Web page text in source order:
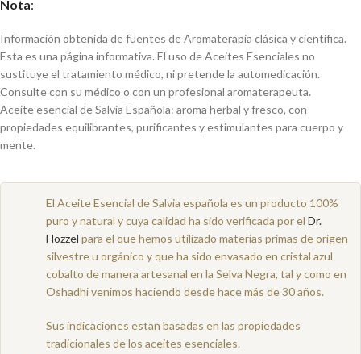
Nota:
Información obtenida de fuentes de Aromaterapia clásica y científica.
Esta es una página informativa. El uso de Aceites Esenciales no
sustituye el tratamiento médico, ni pretende la automedicación.
Consulte con su médico o con un profesional aromaterapeuta.
Aceite esencial de Salvia Española: aroma herbal y fresco, con
propiedades equilibrantes, purificantes y estimulantes para cuerpo y
mente.
El Aceite Esencial de Salvia española es un producto 100%
puro y natural y cuya calidad ha sido verificada por el Dr.
Hozzel para el que hemos utilizado materias primas de origen
silvestre u orgánico y que ha sido envasado en cristal azul
cobalto de manera artesanal en la Selva Negra, tal y como en
Oshadhi venimos haciendo desde hace más de 30 años.
Sus indicaciones estan basadas en las propiedades
tradicionales de los aceites esenciales.